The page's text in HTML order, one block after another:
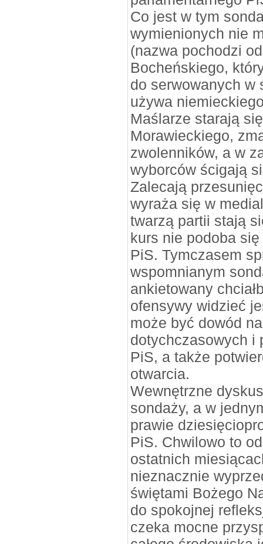
Co jest w tym
wymienionych nie
(nazwa pochodzi
Bocheńskiego,
do serwowanych w
używa
Maślarze starają
Morawieckiego,
zwolenników, a w
wyborców ścigają
Zalecają
wyraża się w
twarzą partii stają
kurs nie podoba
PiS. Tymczasem
wspomnianym
ankietowany
ofensywy widzieć
może być dowód
dotychczasowych i
PiS, a także
otwarcia.
Wewnętrzne
sondaży, a w
prawie
PiS. Chwilowo to
ostatnich
nieznacznie
świętami Bożego
do spokojnej
czeka mocne